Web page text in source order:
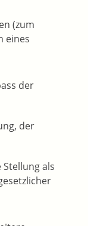
(zum
eines
der
der
als